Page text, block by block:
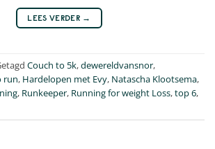
LEES VERDER →
Couch to 5k,dewereldvansnor,
run, Hardelopen met Evy, Natascha Klootsema,
, Runkeeper, Running for weight Loss,top 6,